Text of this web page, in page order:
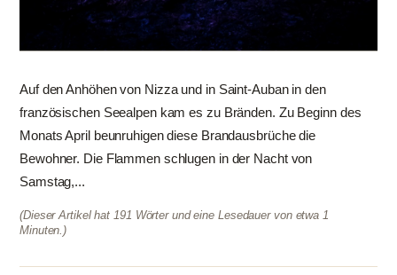
Auf den Anhöhen von Nizza und in Saint-Auban in den
französischen Seealpen kam es zu Bränden. Zu Beginn des
Monats April beunruhigen diese Brandausbrüche die
Bewohner. Die Flammen schlugen in der Nacht von
Samstag,...
(Dieser Artikel hat 191 Wörter und eine Lesedauer von etwa 1
Minuten.)